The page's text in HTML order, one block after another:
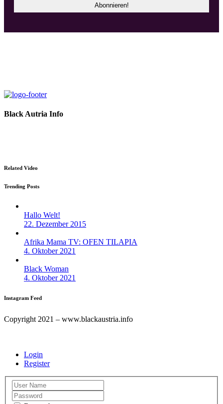
Black Autria Info
Related Video
Trending Posts
Hallo Welt!
22. Dezember 2015
Afrika Mama TV: OFEN TILAPIA
4. Oktober 2021
Black Woman
4. Oktober 2021
Instagram Feed
Copyright 2021 – www.blackaustria.info
Login
Register